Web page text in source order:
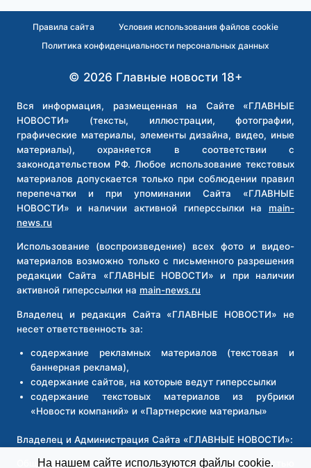
МИГРАНТОВ
ВЫДАЛИ
СЕРТИФИКАТЫ
ОРЕНБУРГЕ
Правила сайта
Условия использования файлов cookie
Политика конфиденциальности персональных данных
© 2026 Главные новости 18+
Вся информация, размещенная на Сайте «ГЛАВНЫЕ
НОВОСТИ» (тексты, иллюстрации, фотографии,
графические материалы, элементы дизайна, видео, иные
материалы), охраняется в соответствии с
законодательством РФ. Любое использование текстовых
материалов допускается только при соблюдении правил
перепечатки и при упоминании Сайта «ГЛАВНЫЕ
НОВОСТИ» и наличии активной гиперссылки на main-
news.ru
Использование (воспроизведение) всех фото и видео-
материалов возможно только с письменного разрешения
редакции Сайта «ГЛАВНЫЕ НОВОСТИ» и при наличии
активной гиперссылки на main-news.ru
Владелец и редакция Сайта «ГЛАВНЫЕ НОВОСТИ» не
несет ответственность за:
содержание рекламных материалов (текстовая и
баннерная реклама),
содержание сайтов, на которые ведут гиперссылки
содержание текстовых материалов из рубрики
«Новости компаний» и «Партнерские материалы»
Владелец и Администрация Сайта «ГЛАВНЫЕ НОВОСТИ»:
Общество с ограниченной ответственностью
На нашем сайте используются файлы cookie.